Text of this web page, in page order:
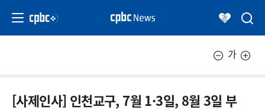
가
[사제인사] 인천교구, 7월 1·3일, 8월 3일 부